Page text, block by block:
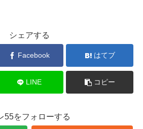
シェアする
Facebook はてブ
LINE コピー
55をフォローする